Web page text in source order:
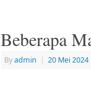
Beberapa
Byadmin | 20 Mei 2024